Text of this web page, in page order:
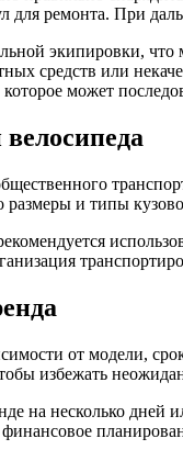
ремонта. При
экипировки, что
средств или
может
и типы
от модели,
избежать
на несколько дней